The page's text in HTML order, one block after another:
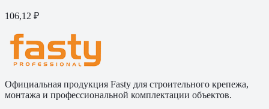
106,12 ₽
Официальная продукция Fasty для строительного крепежа,
монтажа и профессиональной комплектации объектов.